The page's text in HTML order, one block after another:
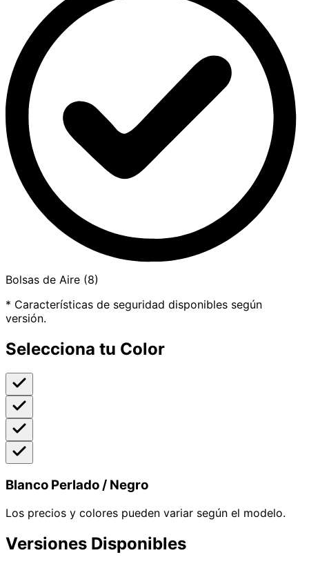
Bolsas de Aire (8)
* Características de seguridad disponibles según
versión.
Selecciona tu Color
Blanco Perlado / Negro
Los precios y colores pueden variar según el modelo.
Versiones Disponibles